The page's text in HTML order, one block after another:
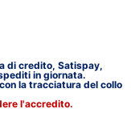
di credito, Satispay,
in giornata.
la tracciatura del collo
l'accredito.